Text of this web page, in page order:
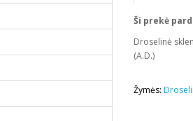
Ši prekė
Droselinė
(A.D.)
Žymės: